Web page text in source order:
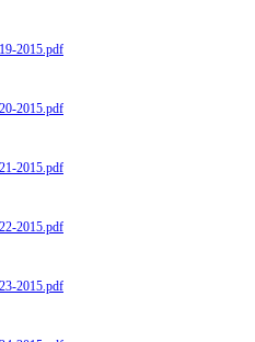
2015.pdf
2015.pdf
2015.pdf
2015.pdf
2015.pdf